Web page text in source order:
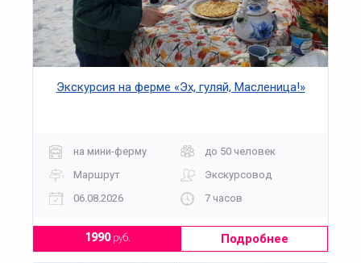
Экскурсия на ферме «Эх, гуляй, Масленица!»
на мини-ферму
до 50 человек
Маршрут
Экскурсовод
06.08.2026
7 часов
1990руб. Подробнее